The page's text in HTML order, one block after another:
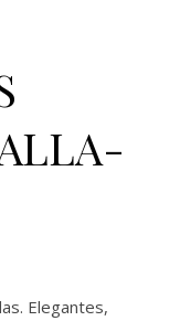
Elegantes,